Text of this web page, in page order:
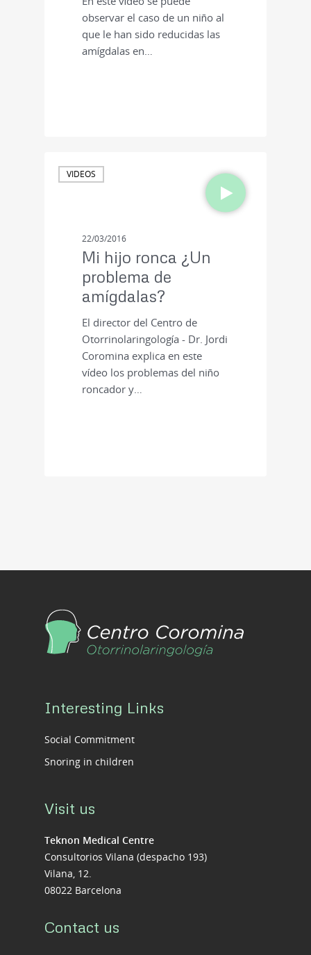
observar el caso de un niño al
que le han sido reducidas las
amígdalas en…
VIDEOS
22/03/2016
Mi hijo ronca ¿Un
problema de
amígdalas?
El director del Centro de
Otorrinolaringología - Dr. Jordi
Coromina explica en este
vídeo los problemas del niño
roncador y…
Interesting Links
Social Commitment
Snoring in children
Visit us
Teknon Medical Centre
Consultorios Vilana (despacho 193)
Vilana, 12.
08022 Barcelona
Contact us